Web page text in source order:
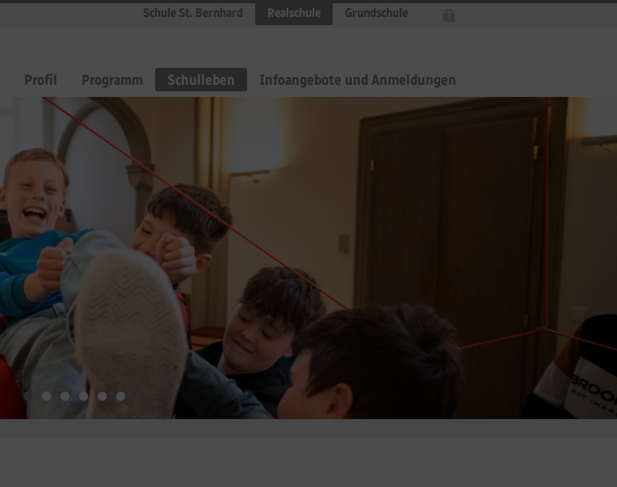
Schule St. Bernhard Realschule Grundschule
Profil Programm Schulleben Infoangebote und Anmeldungen